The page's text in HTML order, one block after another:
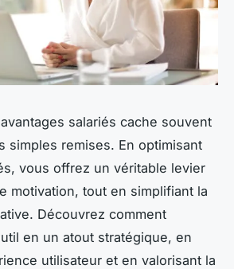
salariés cache souvent
simples remises. En optimisant
vous offrez un véritable levier
motivation, tout en simplifiant la
Découvrez comment
en un atout stratégique, en
utilisateur et en valorisant la